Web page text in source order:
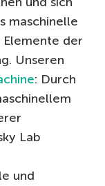
maschinelle
der
Unseren
: Durch
Lab
und